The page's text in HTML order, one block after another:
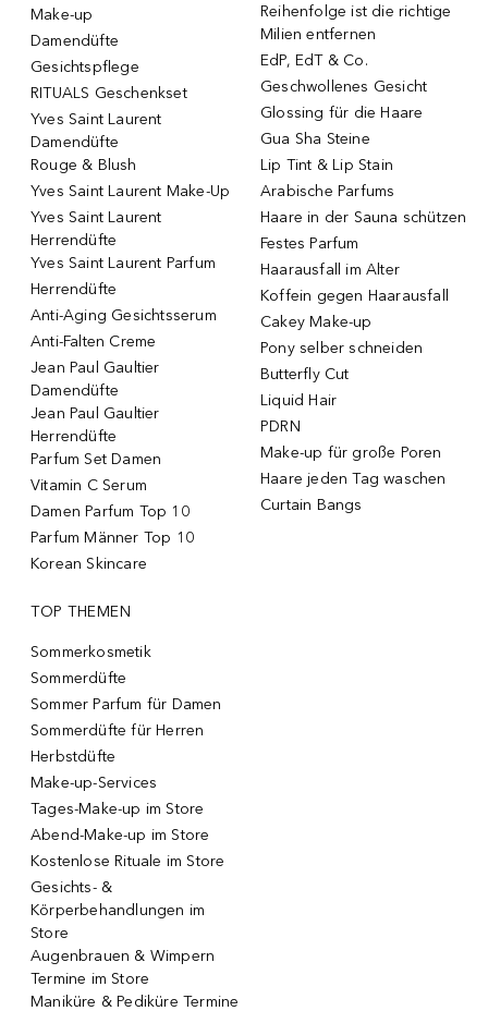
Make-up
Damendüfte
Gesichtspflege
RITUALS Geschenkset
Yves Saint Laurent
Damendüfte
Rouge & Blush
Yves Saint Laurent Make-Up
Yves Saint Laurent
Herrendüfte
Yves Saint Laurent Parfum
Herrendüfte
Anti-Aging Gesichtsserum
Anti-Falten Creme
Jean Paul Gaultier
Damendüfte
Jean Paul Gaultier
Herrendüfte
Parfum Set Damen
Vitamin C Serum
Damen Parfum Top 10
Parfum Männer Top 10
Korean Skincare
Reihenfolge ist die richtige
Milien entfernen
EdP, EdT & Co.
Geschwollenes Gesicht
Glossing für die Haare
Gua Sha Steine
Lip Tint & Lip Stain
Arabische Parfums
Haare in der Sauna schützen
Festes Parfum
Haarausfall im Alter
Koffein gegen Haarausfall
Cakey Make-up
Pony selber schneiden
Butterfly Cut
Liquid Hair
PDRN
Make-up für große Poren
Haare jeden Tag waschen
Curtain Bangs
TOP THEMEN
Sommerkosmetik
Sommerdüfte
Sommer Parfum für Damen
Sommerdüfte für Herren
Herbstdüfte
Make-up-Services
Tages-Make-up im Store
Abend-Make-up im Store
Kostenlose Rituale im Store
Gesichts- &
Körperbehandlungen im
Store
Augenbrauen & Wimpern
Termine im Store
Maniküre & Pediküre Termine